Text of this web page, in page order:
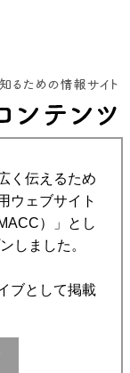
く伝えるため
ウェブサイト
）」とし
しました。
ブとして掲載